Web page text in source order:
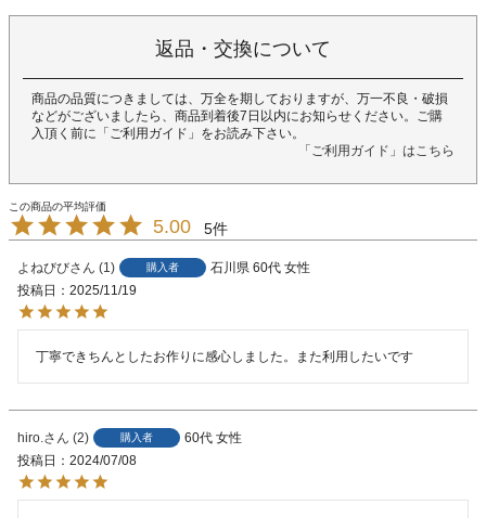
返品・交換について
商品の品質につきましては、万全を期しておりますが、万一不良・破損
などがございましたら、商品到着後7日以内にお知らせください。ご購
入頂く前に「ご利用ガイド」をお読み下さい。
「ご利用ガイド」はこちら
5.00 5
よねびび 1 購入者 石川県 60代 女性
投稿日
2025/11/19
丁寧できちんとしたお作りに感心しました。また利用したいです
hiro. 2 購入者 60代 女性
投稿日
2024/07/08